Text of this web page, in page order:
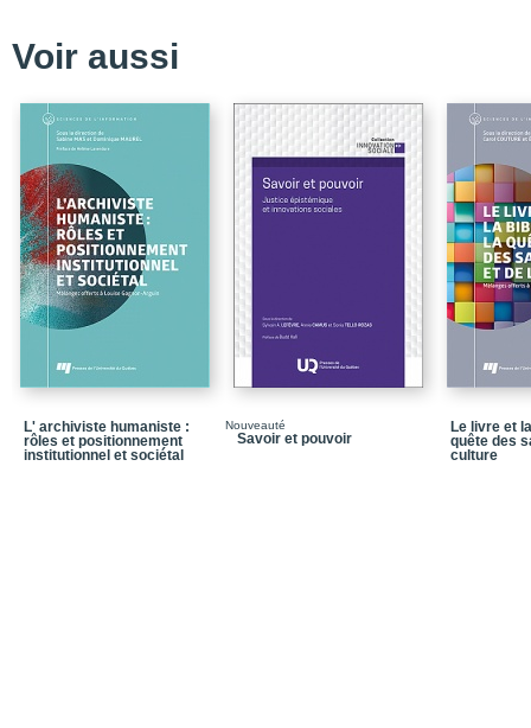
Dossiers de direction
Dossiers des relations
Dossiers des
Dossiers des
Dossiers des
Dossiers des
Dossiers juridiques
Voir aussi
L' archiviste humaniste :
rôles et positionnement
institutionnel et sociétal
Nouveauté
Savoir et pouvoir
Le livre et
quête des
culture